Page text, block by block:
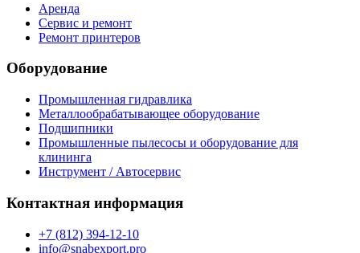
Аренда
Сервис и ремонт
Ремонт принтеров
Оборудование
Промышленная гидравлика
Металлообрабатывающее оборудование
Подшипники
Промышленные пылесосы и оборудование для
клининга
Инструмент / Автосервис
Контактная информация
+7 (812) 394-12-10
info@snabexport.pro